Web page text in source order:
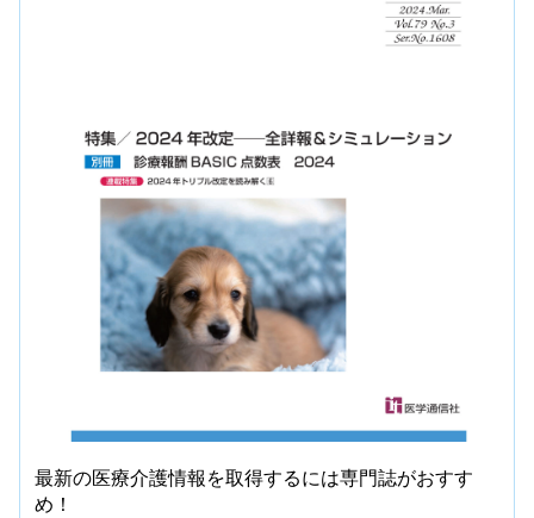
最新の医療介護情報を取得するには専門誌がおすす
め！